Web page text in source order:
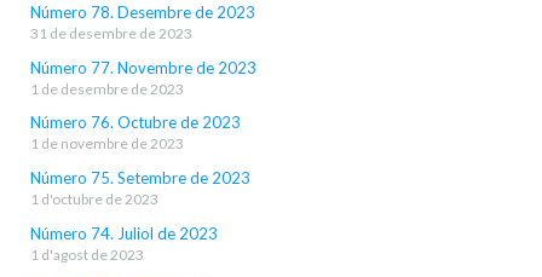
Número 78. Desembre de 2023
31 de desembre de 2023
Número 77. Novembre de 2023
1 de desembre de 2023
Número 76. Octubre de 2023
1 de novembre de 2023
Número 75. Setembre de 2023
1 d'octubre de 2023
Número 74. Juliol de 2023
1 d'agost de 2023